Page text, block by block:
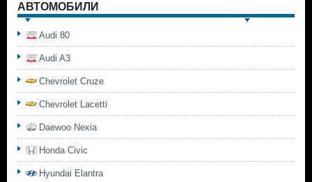
АВТОМОБИЛИ
Audi 80
Audi A3
Chevrolet Cruze
Chevrolet Lacetti
Daewoo Nexia
Honda Civic
Hyundai Elantra